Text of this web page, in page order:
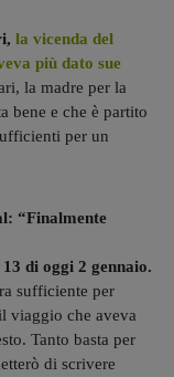
la vicenda del
più dato sue
la madre per la
bene e che è partito
per un
“Finalmente
di oggi 2 gennaio.
sufficiente per
viaggio che aveva
Tanto basta per
di scrivere